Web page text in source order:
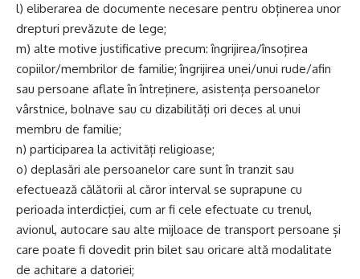
l) eliberarea de documente necesare pentru obținerea unor
drepturi prevăzute de lege;
m) alte motive justificative precum: îngrijirea/însoțirea
copiilor/membrilor de familie; îngrijirea unei/unui rude/afin
sau persoane aflate în întreținere, asistența persoanelor
vârstnice, bolnave sau cu dizabilități ori deces al unui
membru de familie;
n) participarea la activități religioase;
o) deplasări ale persoanelor care sunt în tranzit sau
efectuează călătorii al căror interval se suprapune cu
perioada interdicției, cum ar fi cele efectuate cu trenul,
avionul, autocare sau alte mijloace de transport persoane și
care poate fi dovedit prin bilet sau oricare altă modalitate
de achitare a datoriei;